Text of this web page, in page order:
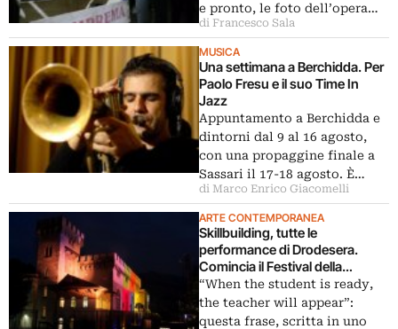
e pronto, le foto dell’opera…
di Francesco Sala
MUSICA
Una settimana a Berchidda. Per
Paolo Fresu e il suo Time In
Jazz
Appuntamento a Berchidda e
dintorni dal 9 al 16 agosto,
con una propaggine finale a
Sassari il 17-18 agosto. È…
di Marco Enrico Giacomelli
ARTE CONTEMPORANEA
Skillbuilding, tutte le
performance di Drodesera.
Comincia il Festival della
Centrale Fies, a Dro. Da Jérôme
Bel a Erna Ómarsdóttir, con
l’addio dei Pathosformel
“When the student is ready,
the teacher will appear”:
questa frase, scritta in uno